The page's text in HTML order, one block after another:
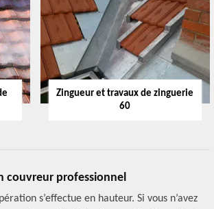
Zingueur et travaux de zinguerie
60
couvreur professionnel
s’effectue en hauteur. Si vous n’avez